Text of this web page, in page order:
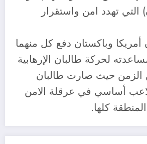
التي تهدد امن واستقرار
وباكستان دفع كل منهما
لحركة طالبان الإرهابية
حيث صارت طالبان
لاعب أساسي في عرقلة الامن
كلها.